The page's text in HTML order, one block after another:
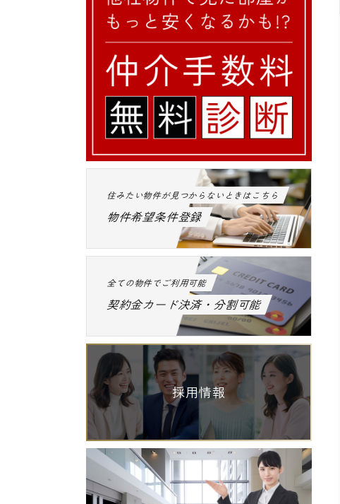
住みたい物件が見つからないときはこちら
物件希望条件登録
全ての物件でご利用可能
契約金カード決済・分割可能
採用情報